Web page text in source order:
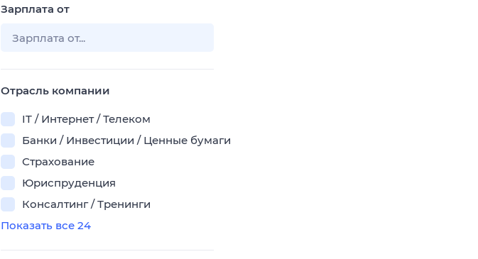
Зарплата от
Отрасль компании
IT / Интернет / Телеком
Банки / Инвестиции / Ценные бумаги
Страхование
Юриспруденция
Консалтинг / Тренинги
Показать все 24